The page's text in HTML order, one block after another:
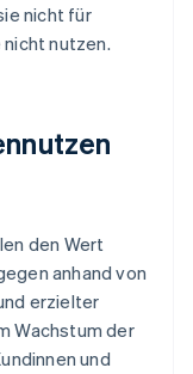
nicht für
nutzen.
den Wert
anhand von
erzielter
Wachstum der
und